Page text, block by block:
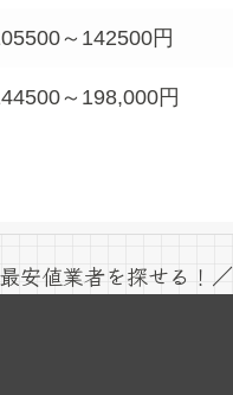
～142500円
～198,000円
安値業者を探せる！／